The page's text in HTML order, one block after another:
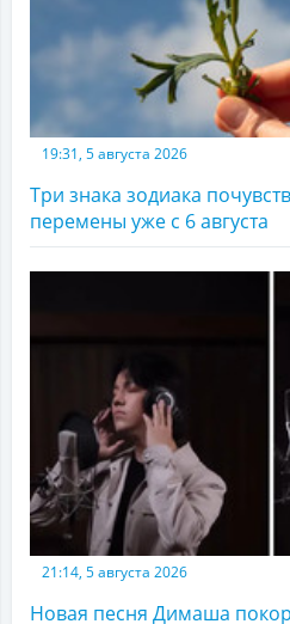
19:31, 5 августа 2026
Три знака зодиака
перемены уже с 6 августа
21:14, 5 августа 2026
Новая песня Димаша